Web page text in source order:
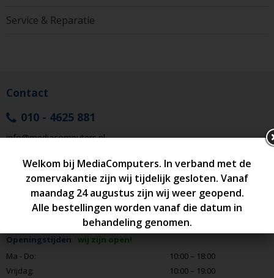
Service & Reparatie
Contact
010 - 4625 881
info@mediacomputers.nl
Adres
MediaComputers
Schiedamseweg 147-A
3026 AJ Rotterdam
Openingstijden
wij zijn open!
Ma - Do:
10:00 – 18:00
Vrijdag:
10:00 – 19:00